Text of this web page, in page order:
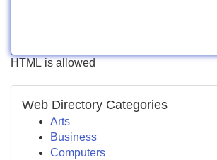
HTML is allowed
Web Directory Categories
Arts
Business
Computers